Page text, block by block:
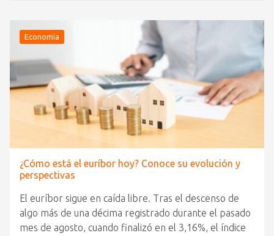
Economía
¿Cómo está el euríbor hoy? Conoce su evolución y
perspectivas
El euríbor sigue en caída libre. Tras el descenso de
algo más de una décima registrado durante el pasado
mes de agosto, cuando finalizó en el 3,16%, el índice